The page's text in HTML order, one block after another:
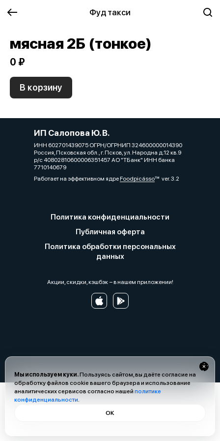
Фуд такси
Мы используем куки.Пользуясь сайтом, вы даёте согласие на
обработку файлов cookie вашего браузера и использование
аналитических сервисов согласно нашей политике
конфиденциальности.
ОК
мясная 2Б (тонкое)
0 ₽
В корзину
ИП Салопова Ю. В.
ИНН 602701439075 ОГРН/ОГРНИП 324600000014390
Россия, Псковская обл., г. Псков, ул. Народна д.12 кв.9
р/с 40802810600006351457 АО "ТБанк" ИНН банка
7710140679
Работает на эффективном ядреFoodpicássover. 3.2
Политика конфиденциальности
Публичная оферта
Политика обработки персональных
данных
Акции, скидки, кэшбэк − в нашем приложении!